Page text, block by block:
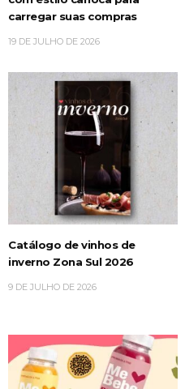
carregar suas compras
19 DE JULHO DE 2026
Catálogo de vinhos de
inverno Zona Sul 2026
9 DE JULHO DE 2026